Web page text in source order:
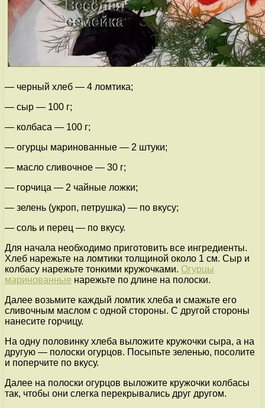
— черный хлеб — 4 ломтика;
— сыр — 100 г;
— колбаса — 100 г;
— огурцы маринованные — 2 штуки;
— масло сливочное — 30 г;
— горчица — 2 чайные ложки;
— зелень (укроп, петрушка) — по вкусу;
— соль и перец — по вкусу.
Для начала необходимо приготовить все ингредиенты.
Хлеб нарежьте на ломтики толщиной около 1 см. Сыр и
колбасу нарежьте тонкими кружочками. Огурцы
маринованные нарежьте по длине на полоски.
Далее возьмите каждый ломтик хлеба и смажьте его
сливочным маслом с одной стороны. С другой стороны
нанесите горчицу.
На одну половинку хлеба выложите кружочки сыра, а на
другую — полоски огурцов. Посыпьте зеленью, посолите
и поперчите по вкусу.
Далее на полоски огурцов выложите кружочки колбасы
так, чтобы они слегка перекрывались друг другом.